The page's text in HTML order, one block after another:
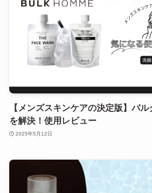
【メンズスキンケアの決定版】バ
を解決！使用レビュー
2025年5月12日